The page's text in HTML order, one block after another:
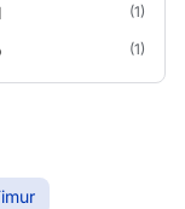
(1)
(1)